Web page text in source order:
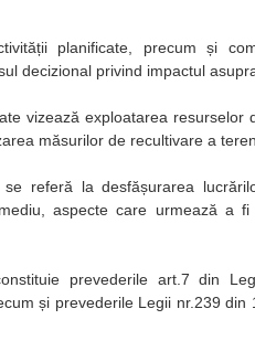
planificate, precum și
decizional privind impactul
vizează exploatarea
măsurilor de recultivare a
se referă la desfășurarea
aspecte care urmează a
prevederile art.7 din
și prevederile Legii nr.239